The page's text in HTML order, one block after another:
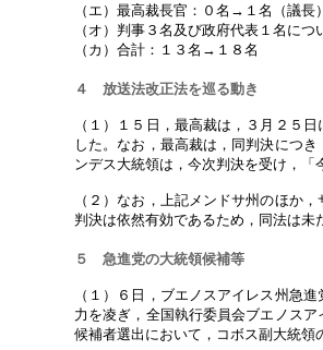
（エ）最高裁長官：０名→１名（議長）
（オ）判事３名及び政府代表１名につ
（カ）合計：１３名→１８名
４ 放送法改正法を巡る動き
（１）１５日，最高裁は，３月２５
した。なお，最高裁は，同判決につ
ンデス大統領は，今次判決を受け，「
（２）なお，上記メンドサ州のほか
判決は依然有効であるため，同法は未
５ 急進党の大統領候補等
（１）６日，ブエノスアイレス州急
力を凌ぎ，全国執行委員会ブエノス
候補者選出において，コボス副大統領